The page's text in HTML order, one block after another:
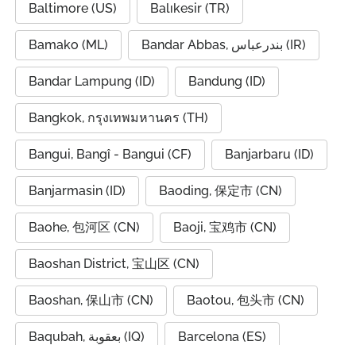
Baltimore (US) Balıkesir (TR)
Bamako (ML) Bandar Abbas, بندرعباس (IR)
Bandar Lampung (ID) Bandung (ID)
Bangkok, กรุงเทพมหานคร (TH)
Bangui, Bangî - Bangui (CF) Banjarbaru (ID)
Banjarmasin (ID) Baoding, 保定市 (CN)
Baohe, 包河区 (CN) Baoji, 宝鸡市 (CN)
Baoshan District, 宝山区 (CN)
Baoshan, 保山市 (CN) Baotou, 包头市 (CN)
Baqubah, بعقوبة (IQ) Barcelona (ES)